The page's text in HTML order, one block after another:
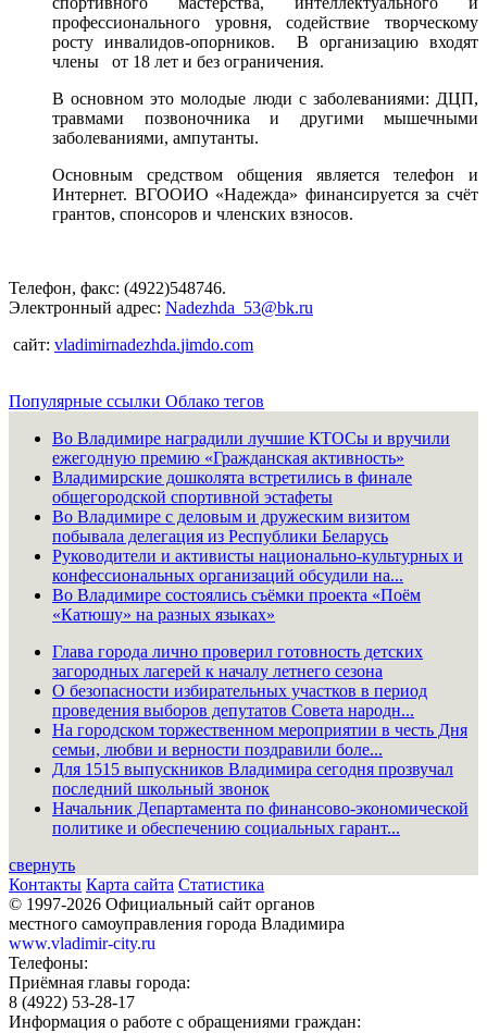
профессионального уровня, содействие творческому
росту инвалидов-опорников. В организацию входят
члены от 18 лет и без ограничения.
В основном это молодые люди с заболеваниями: ДЦП,
травмами позвоночника и другими мышечными
заболеваниями, ампутанты.
Основным средством общения является телефон и
Интернет. ВГООИО «Надежда» финансируется за счёт
грантов, спонсоров и членских взносов.
Телефон, факс: (4922)548746.
Электронный адрес: Nadezhda_53@bk.ru
сайт: vladimirnadezhda.jimdo.com
Популярные ссылки Облако тегов
Во Владимире наградили лучшие КТОСы и вручили
ежегодную премию «Гражданская активность»
Владимирские дошколята встретились в финале
общегородской спортивной эстафеты
Во Владимире с деловым и дружеским визитом
побывала делегация из Республики Беларусь
Руководители и активисты национально-культурных и
конфессиональных организаций обсудили на...
Во Владимире состоялись съёмки проекта «Поём
«Катюшу» на разных языках»
Глава города лично проверил готовность детских
загородных лагерей к началу летнего сезона
О безопасности избирательных участков в период
проведения выборов депутатов Совета народн...
На городском торжественном мероприятии в честь Дня
семьи, любви и верности поздравили боле...
Для 1515 выпускников Владимира сегодня прозвучал
последний школьный звонок
Начальник Департамента по финансово-экономической
политике и обеспечению социальных гарант...
свернуть
Контакты Карта сайта Статистика
© 1997-2026 Официальный сайт органов
местного самоуправления города Владимира
www.vladimir-city.ru
Телефоны:
Приёмная главы города:
8 (4922) 53-28-17
Информация о работе с обращениями граждан: